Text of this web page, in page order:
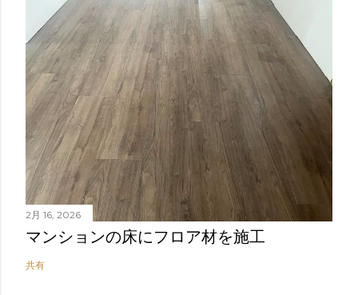
2月 16, 2026
マンションの床にフロア材を施工
共有